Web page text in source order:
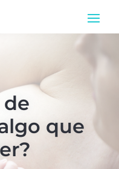
de
que